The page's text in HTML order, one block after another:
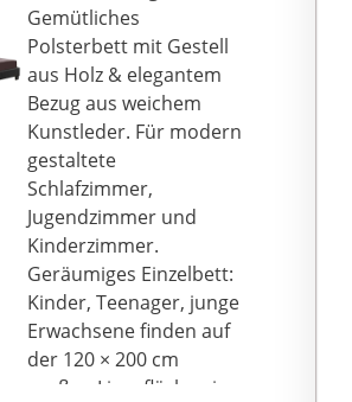
das Rolllattenrost und
ohne Dekoration und
Matratze.
Die Ausführung ist
stabil mit massiven
Bettfüßen und mit
abgerundete Kanten
und Pfosten versehen.
Gemütliches
Polsterbett mit Gestell
aus Holz & elegantem
Bezug aus weichem
Kunstleder. Für modern
gestaltete
Schlafzimmer,
Jugendzimmer und
Kinderzimmer.
Geräumiges Einzelbett:
Kinder, Teenager, junge
Erwachsene finden auf
der 120 × 200 cm
großen Liegefläche ein